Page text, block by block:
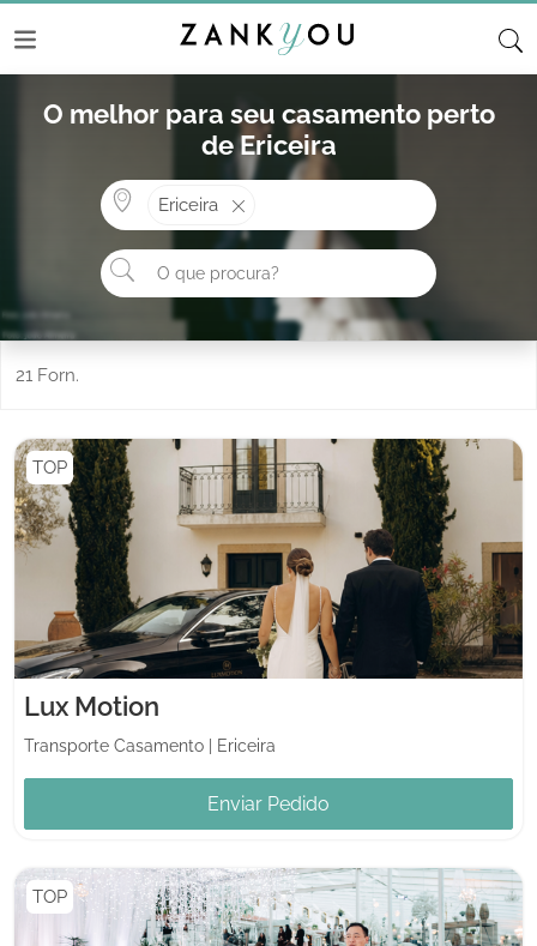
O melhor para seu casamento perto
de Ericeira
Ericeira
O que procura?
21 Forn.
TOP
Lux Motion
Transporte Casamento Ericeira
Enviar Pedido
TOP